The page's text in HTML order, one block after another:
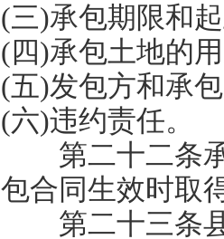
(三)承包期限和
( 四)承包土地的
(五)发包方和承
(六)违约责任。
第二十二条
包合同生效时取
第二十三条